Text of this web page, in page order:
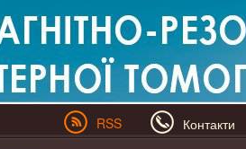
RSS Контакти